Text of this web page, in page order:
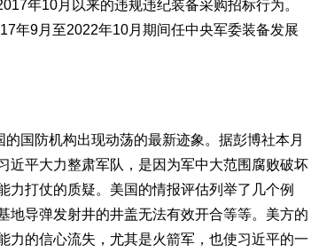
年10月以来的违规违纪装备采购招标行为。
年9月至2022年10月期间任中央军委装备发展
国防机构出现动荡的最新迹象。据彭博社本月
近平大力整肃军队，是因为军中大范围腐败破坏
力打仗的质疑。美国的情报评估列举了几个例
地导弹发射井的井盖无法有效开合等等。美方的
力的信心流失，尤其是火箭军，也使习近平的一